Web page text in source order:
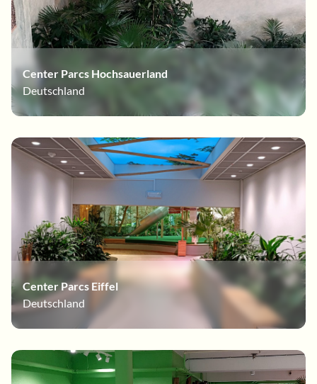
Center Parcs Hochsauerland
Deutschland
Center Parcs Eiffel
Deutschland